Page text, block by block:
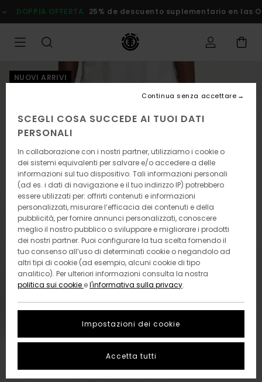
alle
informazioni
prodotto
DOPPIA OFFERTA 25% de descuento suplementario en las
NUOVI ARRIVI
SCEGLI COSA SUCCEDE AI TUOI DATI
PERSONALI
In collaborazione con i nostri partner, utilizziamo i cookie o
dei sistemi equivalenti per salvare e/o accedere a delle
informazioni sul tuo dispositivo. Tali informazioni personali
(ad es. i dati di navigazione e il tuo indirizzo IP) potrebbero
essere utilizzati per: offrirti contenuti e informazioni
personalizzati, misurare l’efficacia dei contenuti e della
pubblicità, per fornire annunci personalizzati, conoscere
meglio il nostro pubblico o sviluppare e migliorare i prodotti
dei nostri partner. Puoi configurare la tua scelta fornendo il
tuo consenso all’uso di determinati cookie o negandolo ad
altri tipi di cookie (ad esempio, alcuni cookie di tipo
analitico). Per ulteriori informazioni consulta la nostra
politica sui cookie el'informativa sulla privacy.
Impostazioni dei cookie
Continua senza accettare
Accetta tutti